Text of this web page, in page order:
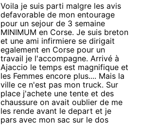
Voila je suis parti malgre les avis
defavorable de mon entourage
pour un sejour de 3 semaine
MINIMUM en Corse. Je suis breton
et une ami infirmiere se dirigait
egalement en Corse pour un
travail je l'accompagne. Arrivé à
Ajaccio le temps est magnifique et
les Femmes encore plus.... Mais la
ville ce n'est pas mon truck. Sur
place j'achete une tente et des
chaussure on avait oublier de me
les rende avant le depart et je
pars avec mon sac sur le dos